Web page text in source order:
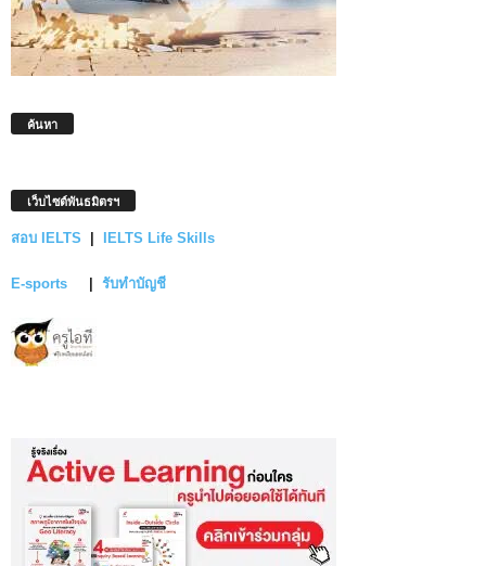
ค้นหา
เว็บไซต์พันธมิตรฯ
สอบ IELTS IELTS Life Skills
E-sports รับทำบัญชี